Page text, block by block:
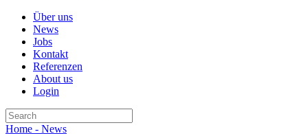
Über uns
News
Jobs
Kontakt
Referenzen
About us
Login
Home - News